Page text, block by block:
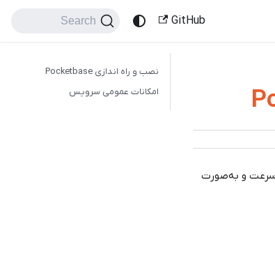
GitHub
Search
سرعت و به‌صورت
نصب و راه اندازی Pocketbase
امکانات عمومی سرویس